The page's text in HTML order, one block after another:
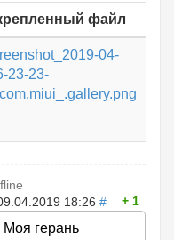
файл
04-
23-23-
18:26 # 1
Моя герань